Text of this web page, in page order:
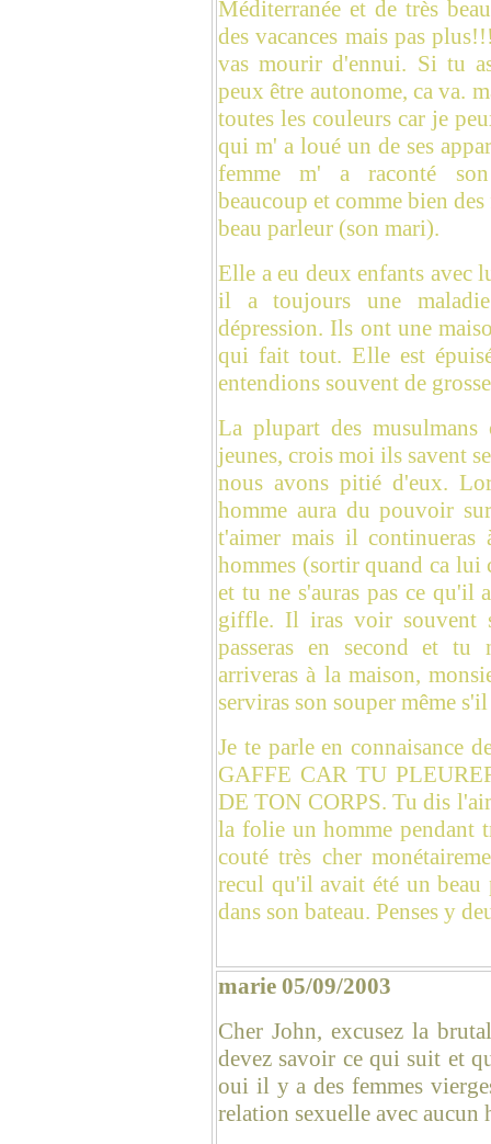
Méditerranée et de très
des vacances mais pas
vas mourir d'ennui. Si tu
peux être autonome, ca va.
toutes les couleurs car je
qui m' a loué un de ses
femme m' a raconté
beaucoup et comme bien
beau parleur (son mari).
Elle a eu deux enfants avec
il a toujours une
dépression. Ils ont une
qui fait tout. Elle est
entendions souvent de
La plupart des musulmans
jeunes, crois moi ils savent
nous avons pitié d'eux.
homme aura du pouvoir
t'aimer mais il continueras
hommes (sortir quand ca
et tu ne s'auras pas ce qu'il
giffle. Il iras voir souvent
passeras en second et
arriveras à la maison,
serviras son souper même
Je te parle en connaisance
GAFFE CAR TU
DE TON CORPS. Tu dis
la folie un homme pendant
couté très cher
recul qu'il avait été un beau
dans son bateau. Penses y
marie 05/09/2003
Cher John, excusez la
devez savoir ce qui suit et
oui il y a des femmes
relation sexuelle avec aucun